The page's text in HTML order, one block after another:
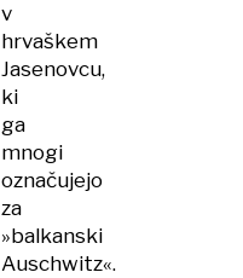
v
hrvaškem
Jasenovcu,
ki
ga
mnogi
označujejo
za
»balkanski
Auschwitz«.